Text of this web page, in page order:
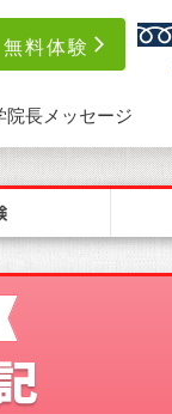
無料体験
院長メッセージ